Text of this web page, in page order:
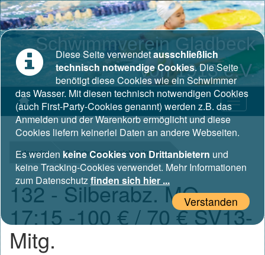
Schwimmverein Gladbeck
von 1913 e.V.
Kategorien 3 - Schwimmabzeichen in Silber
132 - Silberabz. MO
17:15 -100 € / 70 € SV13-
Mitg.
Diese Seite verwendetausschließlich
technisch notwendige Cookies. Die Seite
benötigt diese Cookies wie ein Schwimmer
das Wasser. Mit diesen technisch notwendigen Cookies
(auch First-Party-Cookies genannt) werden z.B. das
Anmelden und der Warenkorb ermöglicht und diese
Cookies liefern keinerlei Daten an andere Webseiten.
Es werden keine Cookies von Drittanbietern und
keine Tracking-Cookies verwendet. Mehr Informationen
zum Datenschutzfinden sich hier ...
Verstanden